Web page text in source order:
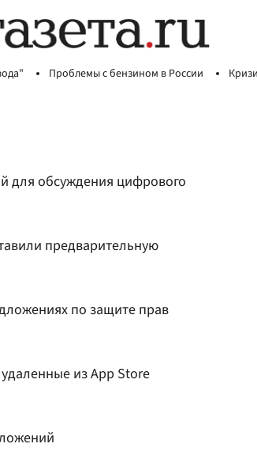
Проблемы с бензином в России
для обсуждения цифрового
предварительную
по защите прав
из App Store